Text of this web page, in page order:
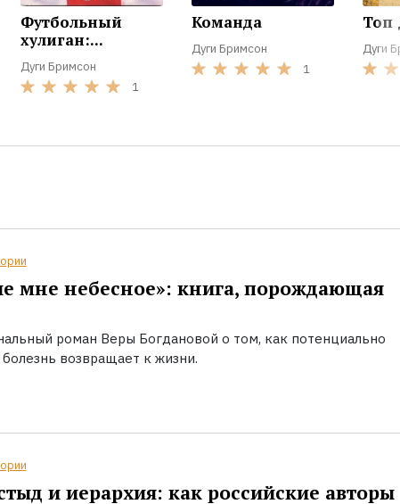
Футбольный
хулиган:...
Дуги Бримсон
1
Команда
Дуги Бримсон
1
Топ
Дуги
мне небесное»: книга, порождающая
роман Веры Богдановой о том, как потенциально
возвращает к жизни.
и иерархия: как российские авторы